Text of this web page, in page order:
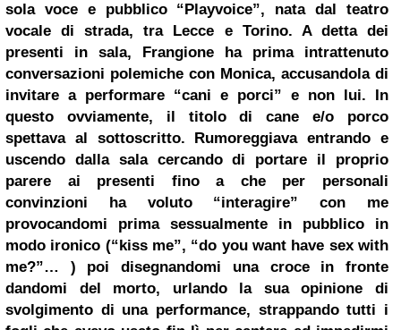
sola voce e pubblico “Playvoice”, nata dal teatro
vocale di strada, tra Lecce e Torino. A detta dei
presenti in sala, Frangione ha prima intrattenuto
conversazioni polemiche con Monica, accusandola di
invitare a performare “cani e porci” e non lui. In
questo ovviamente, il titolo di cane e/o porco
spettava al sottoscritto. Rumoreggiava entrando e
uscendo dalla sala cercando di portare il proprio
parere ai presenti fino a che per personali
convinzioni ha voluto “interagire” con me
provocandomi prima sessualmente in pubblico in
modo ironico (“kiss me”, “do you want have sex with
me?”… ) poi disegnandomi una croce in fronte
dandomi del morto, urlando la sua opinione di
svolgimento di una performance, strappando tutti i